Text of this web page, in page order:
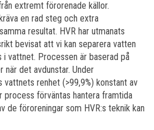
extremt förorenade källor.
en rad steg och extra
resultat. HVR har utmanats
bevisat att vi kan separera vatten
i vattnet. Processen är baserad på
när det avdunstar. Under
renhet (>99,9%) konstant av
process förväntas hantera framtida
de föroreningar som HVR:s teknik kan